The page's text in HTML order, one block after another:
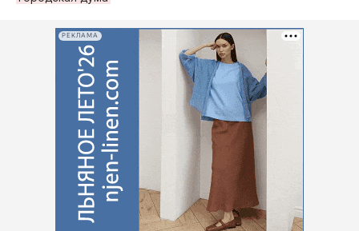
РЕКЛАМА